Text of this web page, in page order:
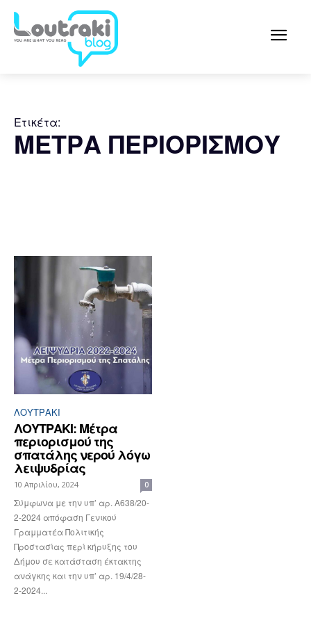
Ετικέτα:
ΜΕΤΡΑ ΠΕΡΙΟΡΙΣΜΟΥ
ΛΟΥΤΡΆΚΙ
ΛΟΥΤΡΑΚΙ: Μέτρα
περιορισμού της
σπατάλης νερού λόγω
λειψυδρίας
10 Απριλίου, 2024 0
Σύμφωνα με την υπ’ αρ. Α638/20-
2-2024 απόφαση Γενικού
Γραμματέα Πολιτικής
Προστασίας περί κήρυξης του
Δήμου σε κατάσταση έκτακτης
ανάγκης και την υπ’ αρ. 19/4/28-
2-2024...